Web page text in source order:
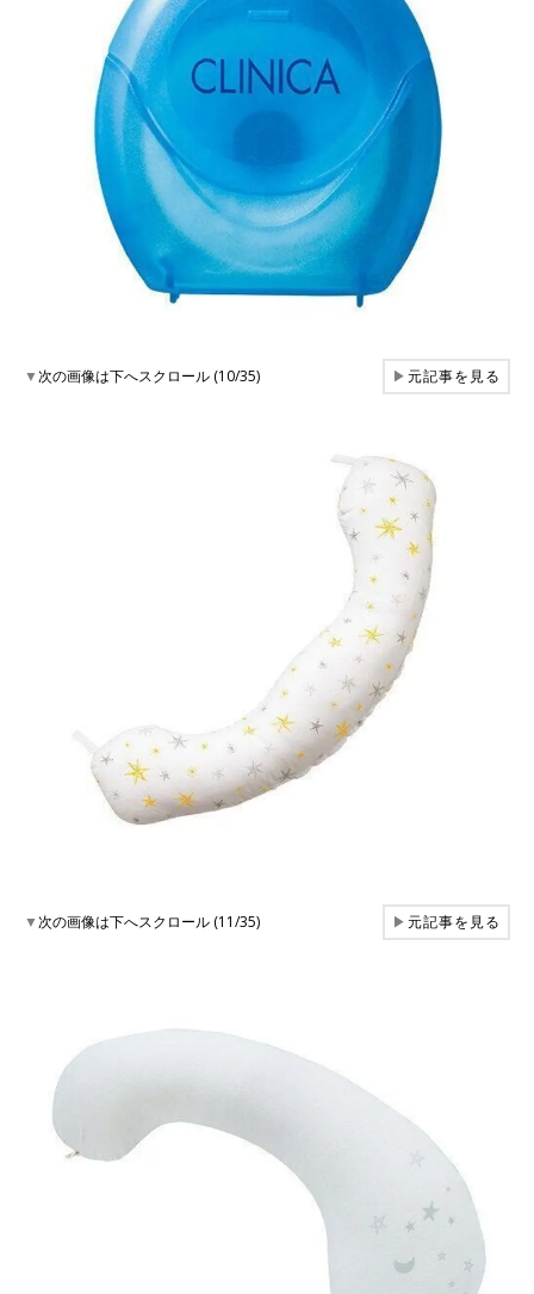
▼次の画像は下へスクロール (10/35) ▶元記事を見る
▼次の画像は下へスクロール (11/35) ▶元記事を見る